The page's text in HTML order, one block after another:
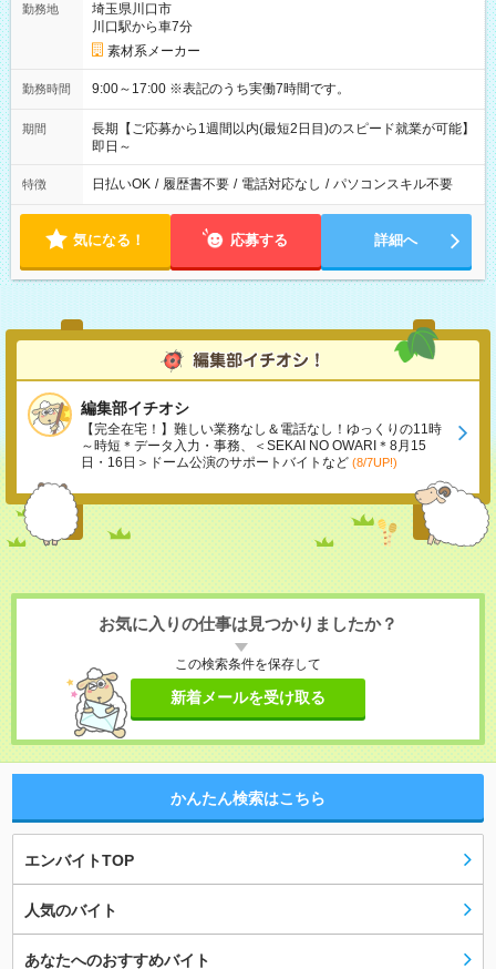
勤務地
埼玉県川口市
川口駅から車7分
素材系メーカー
勤務時間 9:00～17:00 ※表記のうち実働7時間です。
期間
長期【ご応募から1週間以内(最短2日目)のスピード就業が可能】
即日～
特徴 日払いOK / 履歴書不要 / 電話対応なし / パソコンスキル不要
気になる！ 応募する 詳細へ
編集部イチオシ
【完全在宅！】難しい業務なし＆電話なし！ゆっくりの11時
～時短＊データ入力・事務、＜SEKAI NO OWARI＊8月15
日・16日＞ドーム公演のサポートバイトなど (8/7UP!)
お気に入りの仕事は見つかりましたか？
この検索条件を保存して
新着メールを受け取る
かんたん検索はこちら
エンバイトTOP
人気のバイト
あなたへのおすすめバイト